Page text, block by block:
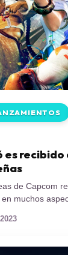
recibido
de Capcom
muchos
llegando a